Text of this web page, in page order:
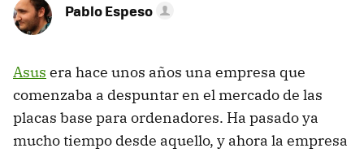
Pablo Espeso
Asus era hace unos años una empresa que
comenzaba a despuntar en el mercado de las
placas base para ordenadores. Ha pasado ya
mucho tiempo desde aquello, y ahora la empresa